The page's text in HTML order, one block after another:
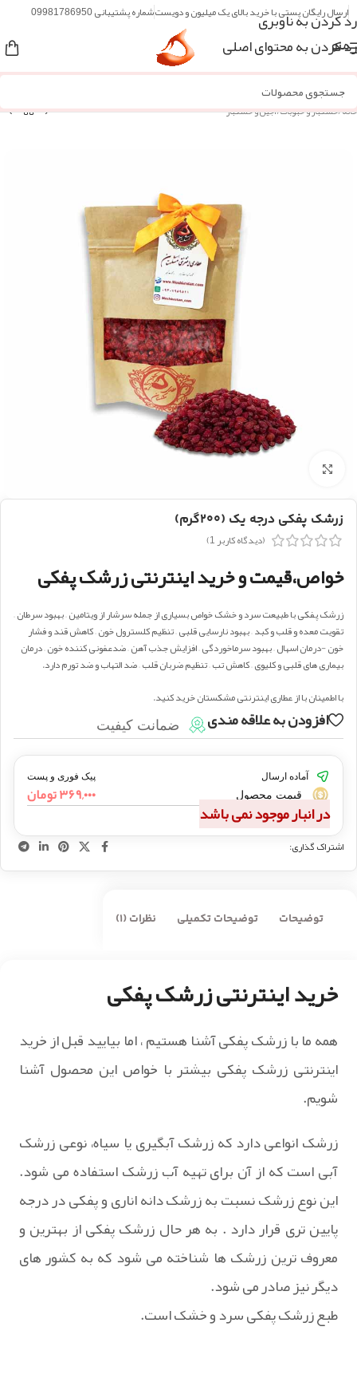
رد کردن به ناوبری
رد کردن به محتوای اصلی
ارسال رایگان پستی با خرید بالای یک میلیون و دویستشماره پشتیبانی 09981786950
منو
خانه/خشکبار و حبوبات/آجیل و خشکبار
زرشک پفکی درجه یک (۲۰۰گرم)
(دیدگاه کاربر 1
)
خواص،قیمت و خرید اینترنتی زرشک پفکی
زرشک پفکی با طبیعت سرد و خشک خواص بسیاری از جمله سرشار از ویتامین – بهبود سرطان –
تقویت معده و قلب و کبد – بهبود نارسایی قلبی – تنظیم کلسترول خون – کاهش قند و فشار
خون -درمان اسهال – بهبود سرماخوردگی – افزایش جذب آهن – ضدعفونی کننده خون – درمان
بیماری های قلبی و کلیوی – کاهش تب – تنظیم ضربان قلب – ضد التهاب و ضد تورم دارد.
با اطمینان با از عطاری اینترنتی مشکستان خرید کنید.
افزودن به علاقه مندی ضمانت کیفیت
آماده ارسال پیک فوری و پست
قیمت محصول ۳۶۹,۰۰۰تومان
در انبار موجود نمی باشد
اشتراک گذاری:
توضیحات توضیحات تکمیلی نظرات (1)
خرید اینترنتی زرشک پفکی
همه ما با زرشک پفکی آشنا هستیم ، اما بیایید قبل از خرید
اینترنتی زرشک پفکی بیشتر با خواص این محصول آشنا
شویم.
زرشک انواعی دارد که زرشک آبگیری یا سیاه، نوعی زرشک
آبی است که از آن برای تهیه آب زرشک استفاده می شود.
این نوع زرشک نسبت به زرشک‌ دانه اناری و پفکی در درجه
پایین ‌تری قرار دارد . به هر حال زرشک پفکی از بهترین و
معروف ترین زرشک ها شناخته می شود که به کشور های
دیگر نیز صادر می شود.
طبع زرشک پفکی سرد و خشک است.